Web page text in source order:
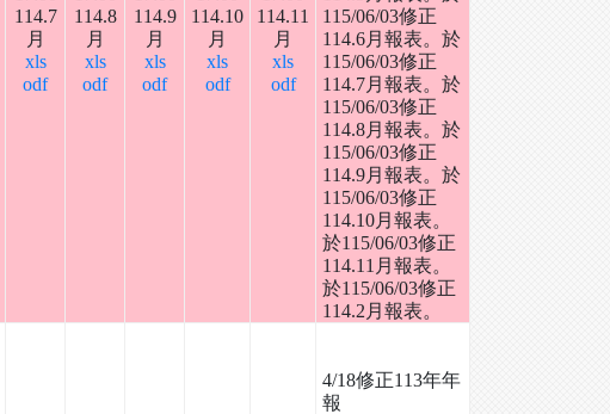
114.7
月
xls
odf
114.8
月
xls
odf
114.9
月
xls
odf
114.10
月
xls
odf
114.11
月
xls
odf
115/06/03修正
114.6月報表。於
115/06/03修正
114.7月報表。於
115/06/03修正
114.8月報表。於
115/06/03修正
114.9月報表。於
115/06/03修正
114.10月報表。
於115/06/03修正
114.11月報表。
於115/06/03修正
114.2月報表。
4/18修正113年年
報